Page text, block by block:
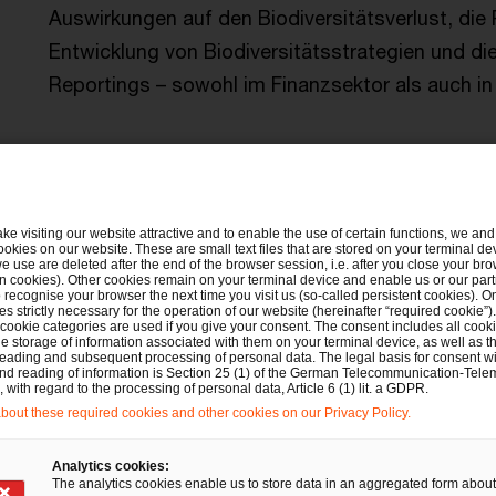
Auswirkungen auf den Biodiversitätsverlust,
Entwicklung von Biodiversitätsstrategien und
Reportings – sowohl im Finanzsektor als auch
und Regulatorik zu
Technologie-
kompetenz
Aufgrund unserer
Tool-Expertise finden
wir die passende
Durch unsere
fachliche
reduzieren
visiting our website attractive and to enable the use of certain functions, we
on our website. These are small text files that are stored on your terminal
use are deleted after the end of the browser session, i.e. after you close your
cookies). Other cookies remain on your terminal device and enable us or our
recognise your browser the next time you visit us (so-called persistent cookies).
strictly necessary for the operation of our website (hereinafter “required
categories are used if you give your consent. The consent includes all
storage of information associated with them on your terminal device, as well as
and subsequent processing of personal data. The legal basis for consent
reading of information is Section 25 (1) of the German Telecommunication-
with regard to the processing of personal data, Article 6 (1) lit. a GDPR.
these required cookies and other cookies on our Privacy Policy.
Analytics cookies:
The analytics cookies enable us to store data in an aggregated form